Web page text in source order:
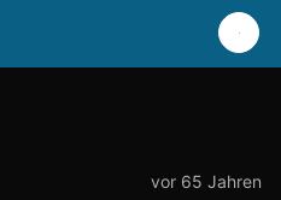
vor 65 Jahren